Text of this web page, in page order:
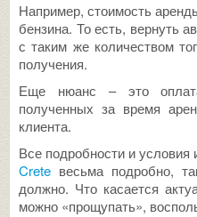
Например, стоимость
бензина. То есть, вернуть
с таким же количеством
получения.
Еще нюанс – это
полученных за время
клиента.
Все подробности и условия
Crete весьма подробно,
должно. Что касается
можно «прощупать»,